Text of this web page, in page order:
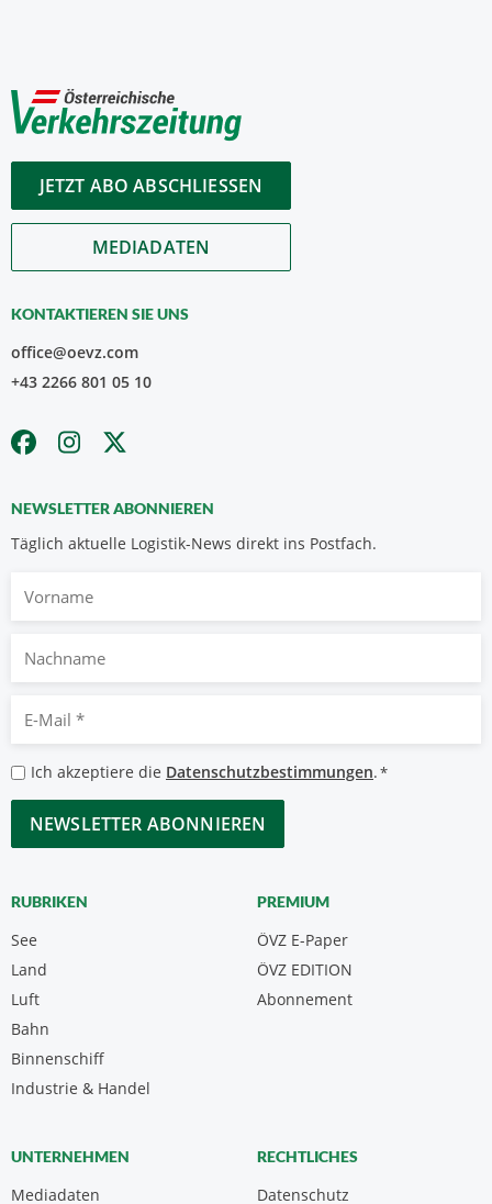
JETZT ABO ABSCHLIESSEN
MEDIADATEN
KONTAKTIEREN SIE UNS
office@oevz.com
+43 2266 801 05 10
NEWSLETTER ABONNIEREN
Täglich aktuelle Logistik-News direkt ins Postfach.
Nachname
Mail
*
Datenschutzbestimmungen
*
Ich akzeptiere die Datenschutzbestimmungen.*
CAPTCHA
RUBRIKEN
See
Land
Luft
Bahn
Binnenschiff
Industrie & Handel
PREMIUM
ÖVZ E-Paper
Abonnement
ÖVZ EDITION
UNTERNEHMEN
Mediadaten
RECHTLICHES
Datenschutz